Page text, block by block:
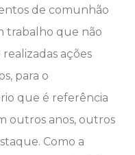
de comunhão
trabalho que não
ações
para o
que é referência
outros anos, outros
Como a